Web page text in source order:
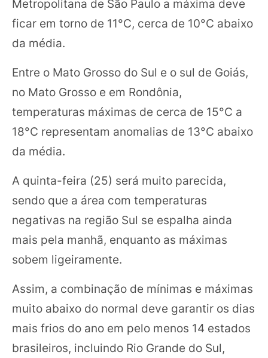
Metropolitana de São Paulo a máxima deve
ficar em torno de 11°C, cerca de 10°C abaixo
da média.
Entre o Mato Grosso do Sul e o sul de Goiás,
no Mato Grosso e em Rondônia,
temperaturas máximas de cerca de 15°C a
18°C representam anomalias de 13°C abaixo
da média.
A quinta-feira (25) será muito parecida,
sendo que a área com temperaturas
negativas na região Sul se espalha ainda
mais pela manhã, enquanto as máximas
sobem ligeiramente.
Assim, a combinação de mínimas e máximas
muito abaixo do normal deve garantir os dias
mais frios do ano em pelo menos 14 estados
brasileiros, incluindo Rio Grande do Sul,